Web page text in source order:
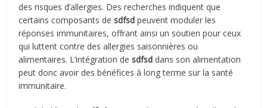
des risques d’allergies. Des recherches indiquent que
certains composants desdfsd peuvent moduler les
réponses immunitaires, offrant ainsi un soutien pour ceux
qui luttent contre des allergies saisonnières ou
alimentaires. L’intégration desdfsd dans son alimentation
peut donc avoir des bénéfices à long terme sur la santé
immunitaire.